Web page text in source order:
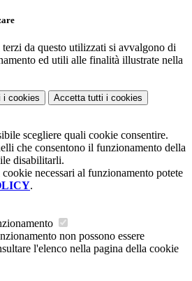
da questo utilizzati si avvalgono di
ed utili alle finalità illustrate nella
i cookies Accetta tutti i cookies
scegliere quali cookie consentire.
che consentono il funzionamento della
disabilitarli.
necessari al funzionamento potete
.
non possono essere
l'elenco nella pagina della cookie